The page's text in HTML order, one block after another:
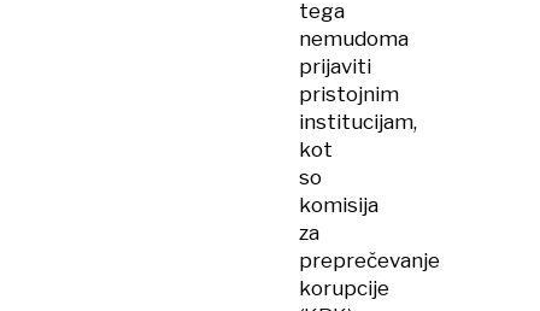
tega
nemudoma
prijaviti
pristojnim
institucijam,
kot
so
komisija
za
preprečevanje
korupcije